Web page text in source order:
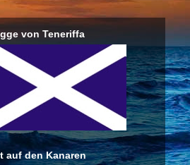
von Teneriffa
auf den Kanaren